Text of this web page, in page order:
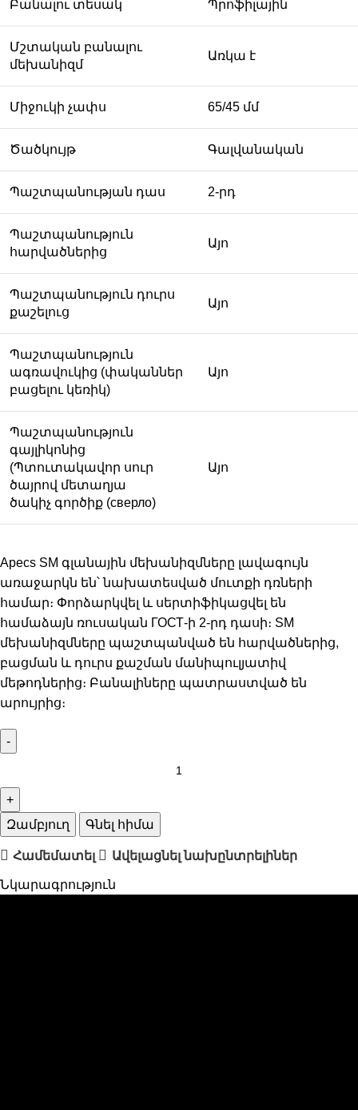
Բանալու տեսակ Պրոֆիլային
Մշտական բանալու
մեխանիզմ
Առկա է
Միջուկի չափս 65/45 մմ
Ծածկույթ Գալվանական
Պաշտպանության դաս 2-րդ
Պաշտպանություն
հարվածներից
Այո
Պաշտպանություն դուրս
քաշելուց
Այո
Պաշտպանություն
ագռավուկից (փականներ
բացելու կեռիկ)
Այո
Պաշտպանություն
գայլիկոնից
(Պտուտակավոր սուր
ծայրով մետաղյա
ծակիչ գործիք (сверло)
Այո
Apecs SM գլանային մեխանիզմները լավագույն
առաջարկն են՝ նախատեսված մուտքի դռների
համար։ Փորձարկվել և սերտիֆիկացվել են
համաձայն ռուսական ГОСТ-ի 2-րդ դասի։ SM
մեխանիզմները պաշտպանված են հարվածներից,
բացման և դուրս քաշման մանիպուլյատիվ
մեթոդներից։ Բանալիները պատրաստված են
արույրից։
Զամբյուղ Գնել հիմա
Համեմատել Ավելացնել նախընտրելիներ
Նկարագրություն